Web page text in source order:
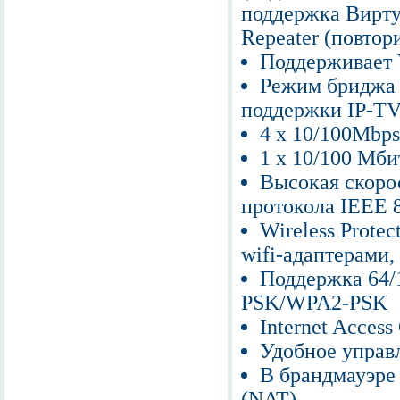
поддержка
Repeater
Режим бриджа
поддержки IP-
4 x 10/
1 x 10/100
Высокая
протокола IEEE
Wireless
wifi-
Поддержка
PSK/WPA2-PSK
Internet
Удобное
В брандмауэре